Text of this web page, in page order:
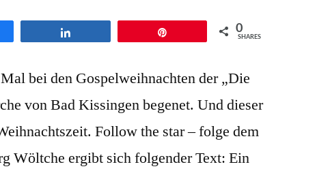
0
SHARES
bei den Gospelweihnachten der „Die
von Bad Kissingen begenet. Und dieser
Follow the star – folge dem
Wöltche ergibt sich folgender Text: Ein